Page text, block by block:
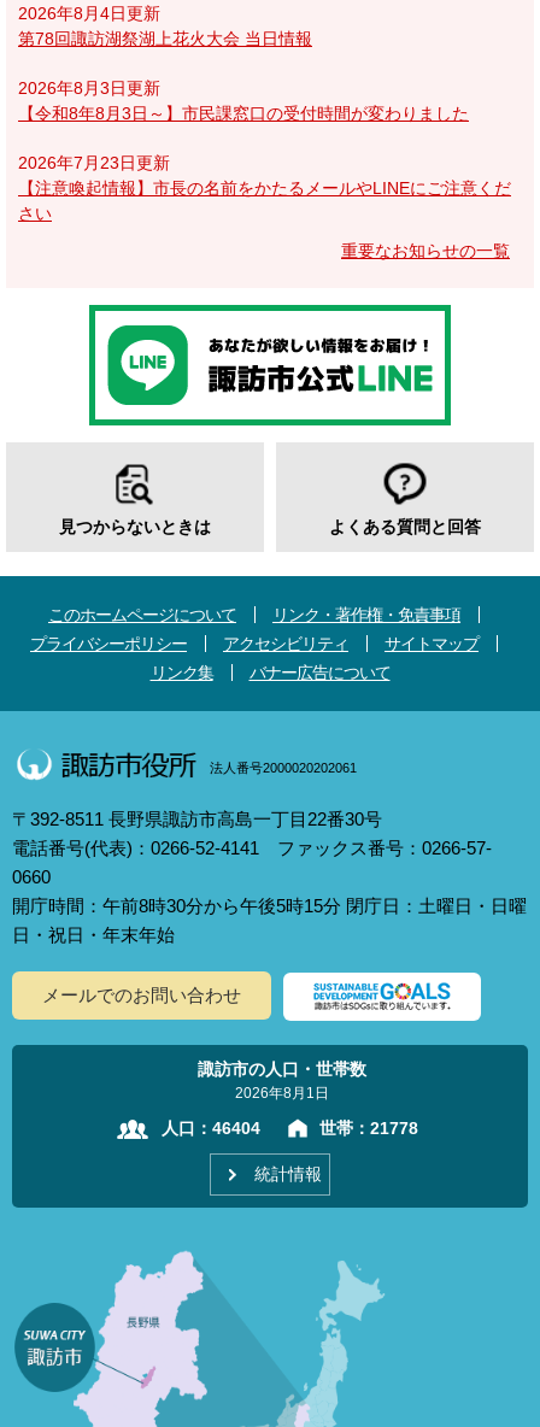
2026年8月4日更新
第78回諏訪湖祭湖上花火大会 当日情報
2026年8月3日更新
【令和8年8月3日～】市民課窓口の受付時間が変わりました
2026年7月23日更新
【注意喚起情報】市長の名前をかたるメールやLINEにご注意くだ
さい
重要なお知らせの一覧
見つからないときは よくある質問と回答
このホームページについて
リンク・著作権・免責事項
プライバシーポリシー
アクセシビリティ
サイトマップ
リンク集
バナー広告について
法人番号2000020202061
〒392-8511 長野県諏訪市高島一丁目22番30号
電話番号(代表)：0266-52-4141 ファックス番号：0266-57-
0660
開庁時間：午前8時30分から午後5時15分 閉庁日：土曜日・日曜
日・祝日・年末年始
メールでのお問い合わせ
諏訪市の人口・世帯数
2026年8月1日
人口： 46404 世帯： 21778
統計情報